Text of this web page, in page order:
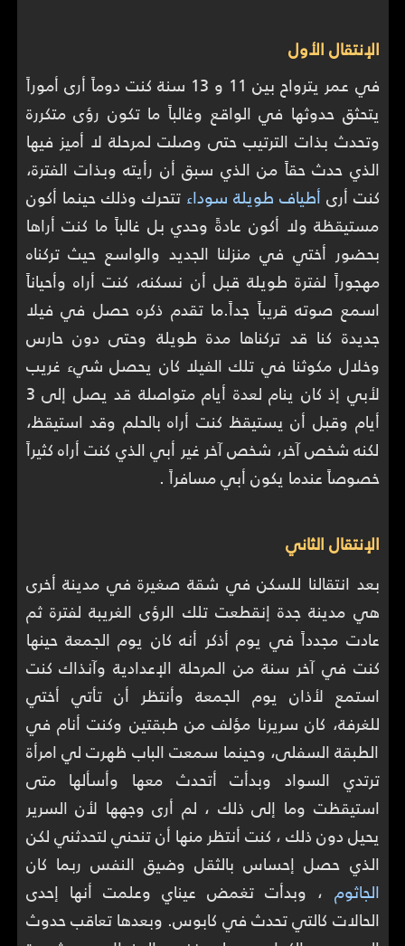
الإنتقال الأول
في عمر يترواح بين 11 و 13 سنة كنت دوماً أرى أموراً
يتحثق حدوثها في الواقع وغالباً ما تكون رؤى متكررة
وتحدث بذات الترتيب حتى وصلت لمرحلة لا أميز فيها
الذي حدث حقاً من الذي سبق أن رأيته وبذات الفترة،
كنت أرى أطياف طويلة سوداءتتحرك وذلك حينما أكون
مستيقظة ولا أكون عادةً وحدي بل غالباً ما كنت أراها
بحضور أختي في منزلنا الجديد والواسع حيث تركناه
مهجوراً لفترة طويلة قبل أن نسكنه، كنت أراه وأحياناً
اسمع صوته قريباً جداً.ما تقدم ذكره حصل في فيلا
جديدة كنا قد تركناها مدة طويلة وحتى دون حارس
وخلال مكوثنا في تلك الفيلا كان يحصل شيء غريب
لأبي إذ كان ينام لعدة أيام متواصلة قد يصل إلى 3
أيام وقبل أن يستيقظ كنت أراه بالحلم وقد استيقظ،
لكنه شخص آخر، شخص آخر غير أبي الذي كنت أراه كثيراً
خصوصاً عندما يكون أبي مسافراً .
الإنتقال الثاني
بعد انتقالنا للسكن في شقة صغيرة في مدينة أخرى
هي مدينة جدة إنقطعت تلك الرؤى الغريبة لفترة ثم
عادت مجدداً في يوم أذكر أنه كان يوم الجمعة حينها
كنت في آخر سنة من المرحلة الإعدادية وآنذاك كنت
استمع لأذان يوم الجمعة وأنتظر أن تأتي أختي
للغرفة، كان سريرنا مؤلف من طبقتين وكنت أنام في
الطبقة السفلى، وحينما سمعت الباب ظهرت لي امرأة
ترتدي السواد وبدأت أتحدث معها وأسألها متى
استيقظت وما إلى ذلك ، لم أرى وجهها لأن السرير
يحيل دون ذلك ، كنت أنتظر منها أن تنحني لتحدثني لكن
الذي حصل إحساس بالثقل وضيق النفس ربما كان
الجاثوم ، وبدأت تغمض عيناي وعلمت أنها إحدى
الحالات كالتي تحدث في كابوس. وبعدها تعاقب حدوث